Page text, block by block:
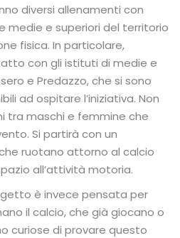
diversi allenamenti con
medie e superiori del territorio
fisica. In particolare,
con gli istituti di medie e
e Predazzo, che si sono
ad ospitare l’iniziativa. Non
tra maschi e femmine che
Si partirà con un
ruotano attorno al calcio
all’attività motoria.
è invece pensata per
il calcio, che già giocano o
curiose di provare questo